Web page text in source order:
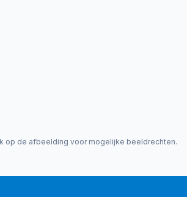
op de afbeelding voor mogelijke beeldrechten.